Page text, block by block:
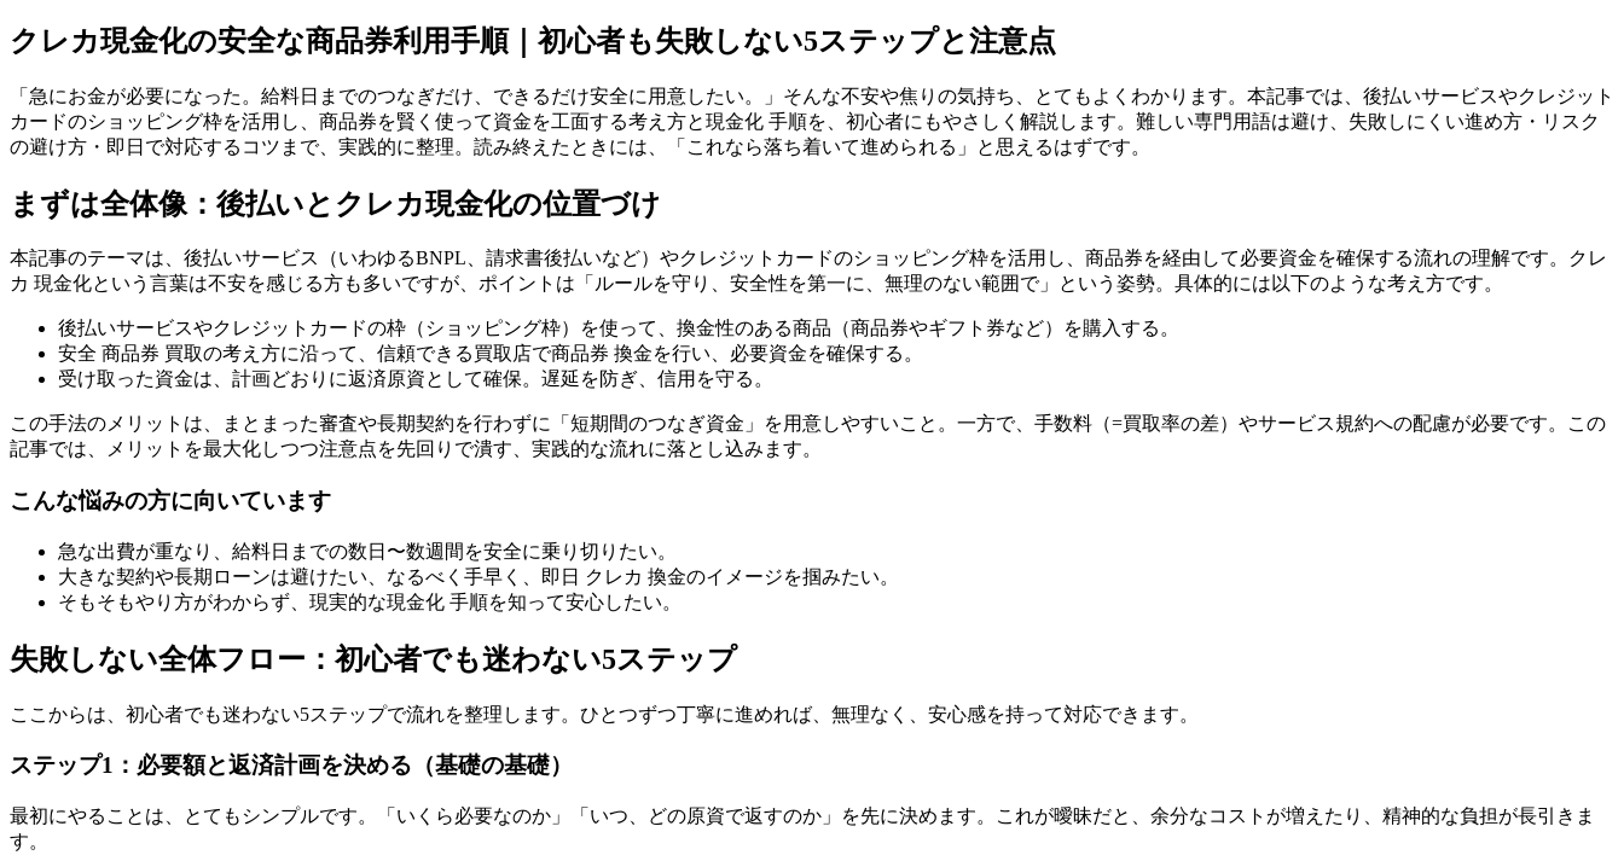
クレカ現金化の安全な商品券利用手順｜初心者も失敗しない5ステップと注意点
「急にお金が必要になった。給料日までのつなぎだけ、できるだけ安全に用意したい。」そんな不安や焦りの気持ち、とてもよくわかります。本記事では、後払いサービスやクレジット
カードのショッピング枠を活用し、商品券を賢く使って資金を工面する考え方と現金化 手順を、初心者にもやさしく解説します。難しい専門用語は避け、失敗しにくい進め方・リスク
の避け方・即日で対応するコツまで、実践的に整理。読み終えたときには、「これなら落ち着いて進められる」と思えるはずです。
まずは全体像：後払いとクレカ現金化の位置づけ
本記事のテーマは、後払いサービス（いわゆるBNPL、請求書後払いなど）やクレジットカードのショッピング枠を活用し、商品券を経由して必要資金を確保する流れの理解です。クレ
カ 現金化という言葉は不安を感じる方も多いですが、ポイントは「ルールを守り、安全性を第一に、無理のない範囲で」という姿勢。具体的には以下のような考え方です。
後払いサービスやクレジットカードの枠（ショッピング枠）を使って、換金性のある商品（商品券やギフト券など）を購入する。
安全 商品券 買取の考え方に沿って、信頼できる買取店で商品券 換金を行い、必要資金を確保する。
受け取った資金は、計画どおりに返済原資として確保。遅延を防ぎ、信用を守る。
この手法のメリットは、まとまった審査や長期契約を行わずに「短期間のつなぎ資金」を用意しやすいこと。一方で、手数料（=買取率の差）やサービス規約への配慮が必要です。この
記事では、メリットを最大化しつつ注意点を先回りで潰す、実践的な流れに落とし込みます。
こんな悩みの方に向いています
急な出費が重なり、給料日までの数日〜数週間を安全に乗り切りたい。
大きな契約や長期ローンは避けたい、なるべく手早く、即日 クレカ 換金のイメージを掴みたい。
そもそもやり方がわからず、現実的な現金化 手順を知って安心したい。
失敗しない全体フロー：初心者でも迷わない5ステップ
ここからは、初心者でも迷わない5ステップで流れを整理します。ひとつずつ丁寧に進めれば、無理なく、安心感を持って対応できます。
ステップ1：必要額と返済計画を決める（基礎の基礎）
最初にやることは、とてもシンプルです。「いくら必要なのか」「いつ、どの原資で返すのか」を先に決めます。これが曖昧だと、余分なコストが増えたり、精神的な負担が長引きま
す。